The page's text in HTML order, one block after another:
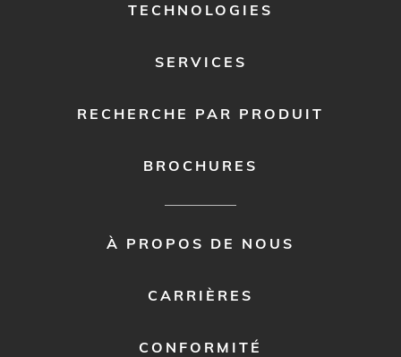
TECHNOLOGIES
SERVICES
RECHERCHE PAR PRODUIT
BROCHURES
À PROPOS DE NOUS
CARRIÈRES
CONFORMITÉ